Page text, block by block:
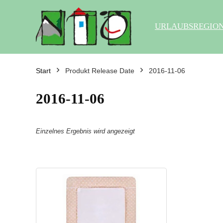
Start Produkt Release Date 2016-11-06
2016-11-06
Einzelnes Ergebnis wird angezeigt